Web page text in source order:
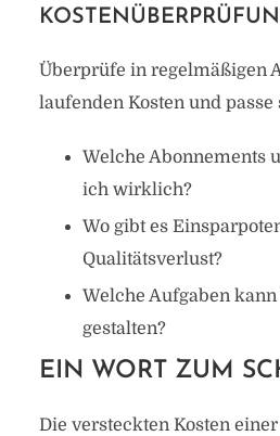
OSTENÜBERPRÜFUNG
Überprüfe in regelmäßigen
laufenden Kosten und passe
Welche Abonnements
ich wirklich?
Wo gibt es
Qualitätsverlust?
Welche Aufgaben
gestalten?
EIN WORT ZUM
Die versteckten Kosten